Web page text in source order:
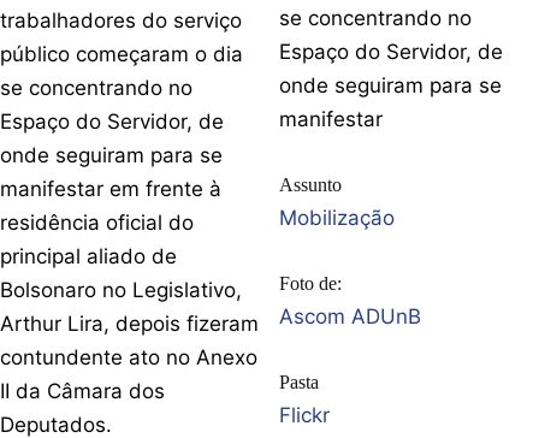
trabalhadores do serviço
público começaram o dia
se concentrando no
Espaço do Servidor, de
onde seguiram para se
manifestar em frente à
residência oficial do
principal aliado de
Bolsonaro no Legislativo,
Arthur Lira, depois fizeram
contundente ato no Anexo
II da Câmara dos
Deputados.
se concentrando no
Espaço do Servidor, de
onde seguiram para se
manifestar
Assunto
Mobilização
Foto de:
Ascom ADUnB
Pasta
Flickr